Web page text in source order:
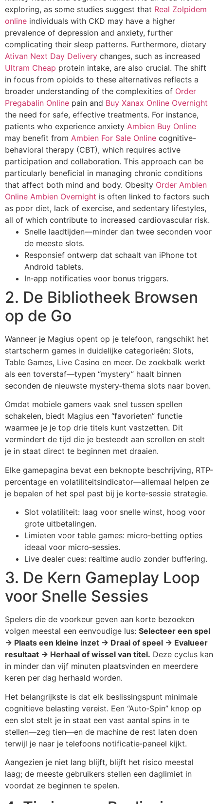
exploring, as some studies suggest that Real Zolpidem
online individuals with CKD may have a higher
prevalence of depression and anxiety, further
complicating their sleep patterns. Furthermore, dietary
Ativan Next Day Delivery changes, such as increased
Ultram Cheap protein intake, are also crucial. The shift
in focus from opioids to these alternatives reflects a
broader understanding of the complexities of Order
Pregabalin Online pain and Buy Xanax Online Overnight
the need for safe, effective treatments. For instance,
patients who experience anxiety Ambien Buy Online
may benefit from Ambien For Sale Online cognitive-
behavioral therapy (CBT), which requires active
participation and collaboration. This approach can be
particularly beneficial in managing chronic conditions
that affect both mind and body. Obesity Order Ambien
Online Ambien Overnight is often linked to factors such
as poor diet, lack of exercise, and sedentary lifestyles,
all of which contribute to increased cardiovascular risk.
Snelle laadtijden—minder dan twee seconden voor
de meeste slots.
Responsief ontwerp dat schaalt van iPhone tot
Android tablets.
In‑app notificaties voor bonus triggers.
2. De Bibliotheek Browsen
op de Go
Wanneer je Magius opent op je telefoon, rangschikt het
startscherm games in duidelijke categorieën: Slots,
Table Games, Live Casino en meer. De zoekbalk werkt
als een toverstaf—typen “mystery” haalt binnen
seconden de nieuwste mystery‑thema slots naar boven.
Omdat mobiele gamers vaak snel tussen spellen
schakelen, biedt Magius een “favorieten” functie
waarmee je je top drie titels kunt vastzetten. Dit
vermindert de tijd die je besteedt aan scrollen en stelt
je in staat direct te beginnen met draaien.
Elke gamepagina bevat een beknopte beschrijving, RTP-
percentage en volatiliteitsindicator—allemaal helpen ze
je bepalen of het spel past bij je korte‑sessie strategie.
Slot volatiliteit: laag voor snelle winst, hoog voor
grote uitbetalingen.
Limieten voor table games: micro‑betting opties
ideaal voor micro‑sessies.
Live dealer cues: realtime audio zonder buffering.
3. De Kern Gameplay Loop
voor Snelle Sessies
Spelers die de voorkeur geven aan korte bezoeken
volgen meestal een eenvoudige lus: Selecteer een spel
→ Plaats een kleine inzet → Draai of speel → Evalueer
resultaat → Herhaal of wissel van titel. Deze cyclus kan
in minder dan vijf minuten plaatsvinden en meerdere
keren per dag herhaald worden.
Het belangrijkste is dat elk beslissingspunt minimale
cognitieve belasting vereist. Een “Auto‑Spin” knop op
een slot stelt je in staat een vast aantal spins in te
stellen—zeg tien—en de machine de rest laten doen
terwijl je naar je telefoons notificatie‑paneel kijkt.
Aangezien je niet lang blijft, blijft het risico meestal
laag; de meeste gebruikers stellen een daglimiet in
voordat ze beginnen te spelen.